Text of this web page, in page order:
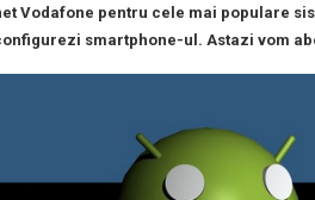
Vodafone pentru cele mai populare
smartphone-ul. Astazi vom